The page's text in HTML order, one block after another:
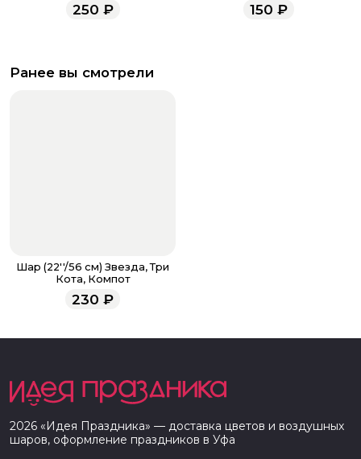
250 ₽ 150 ₽
Ранее вы смотрели
Шар (22''/56 см) Звезда, Три
Кота, Компот
230 ₽
2026 «Идея Праздника» — доставка цветов и воздушных
шаров, оформление праздников в Уфа